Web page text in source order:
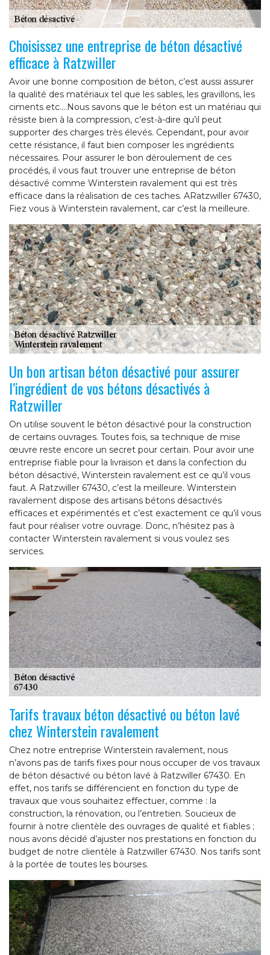
Choisissez une entreprise de béton désactivé
efficace à Ratzwiller
Avoir une bonne composition de béton, c’est aussi assurer
la qualité des matériaux tel que les sables, les gravillons, les
ciments etc.…Nous savons que le béton est un matériau qui
résiste bien à la compression, c’est-à-dire qu’il peut
supporter des charges très élevés. Cependant, pour avoir
cette résistance, il faut bien composer les ingrédients
nécessaires. Pour assurer le bon déroulement de ces
procédés, il vous faut trouver une entreprise de béton
désactivé comme Winterstein ravalement qui est très
efficace dans la réalisation de ces taches. ARatzwiller 67430,
Fiez vous à Winterstein ravalement, car c’est la meilleure.
Un bon artisan béton désactivé pour assurer
l’ingrédient de vos bétons désactivés à
Ratzwiller
On utilise souvent le béton désactivé pour la construction
de certains ouvrages. Toutes fois, sa technique de mise
œuvre reste encore un secret pour certain. Pour avoir une
entreprise fiable pour la livraison et dans la confection du
béton désactivé, Winterstein ravalement est ce qu’il vous
faut. A Ratzwiller 67430, c’est la meilleure. Winterstein
ravalement dispose des artisans bétons désactivés
efficaces et expérimentés et c’est exactement ce qu’il vous
faut pour réaliser votre ouvrage. Donc, n’hésitez pas à
contacter Winterstein ravalement si vous voulez ses
services.
Tarifs travaux béton désactivé ou béton lavé
chez Winterstein ravalement
Chez notre entreprise Winterstein ravalement, nous
n’avons pas de tarifs fixes pour nous occuper de vos travaux
de béton désactivé ou béton lavé à Ratzwiller 67430. En
effet, nos tarifs se différencient en fonction du type de
travaux que vous souhaitez effectuer, comme : la
construction, la rénovation, ou l’entretien. Soucieux de
fournir à notre clientèle des ouvrages de qualité et fiables ;
nous avons décidé d’ajuster nos prestations en fonction du
budget de notre clientèle à Ratzwiller 67430. Nos tarifs sont
à la portée de toutes les bourses.